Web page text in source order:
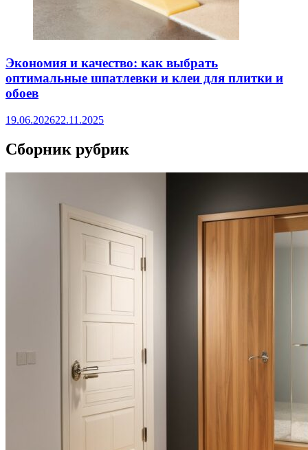
Экономия и качество: как выбрать
оптимальные шпатлевки и клеи для плитки и
обоев
19.06.202622.11.2025
Сборник рубрик